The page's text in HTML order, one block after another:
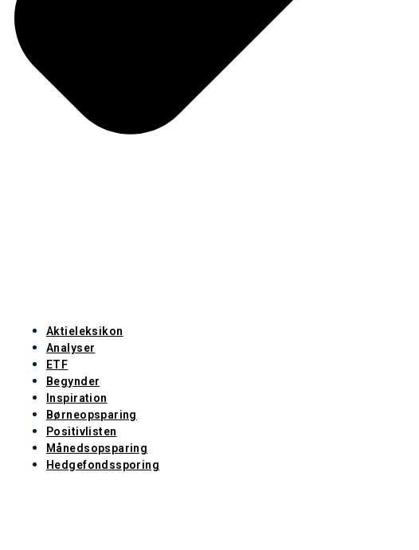
Aktieleksikon
Analyser
ETF
Begynder
Inspiration
Børneopsparing
Positivlisten
Månedsopsparing
Hedgefondssporing